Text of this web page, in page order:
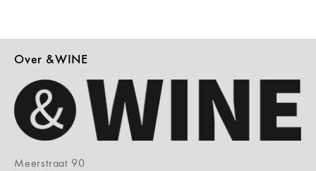
Over &WINE
Meerstraat 90